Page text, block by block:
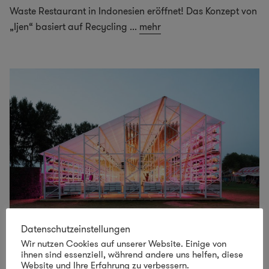
Waste Restaurant in Indonesien eröffnet! Das Konzept von
„Ijen“ basiert auf Recycling ... mehr
Zero Waste Pop-up Restaurant als „Scheune der
Datenschutzeinstellungen
Wir nutzen Cookies auf unserer Website. Einige von
ihnen sind essenziell, während andere uns helfen, diese
Website und Ihre Erfahrung zu verbessern.